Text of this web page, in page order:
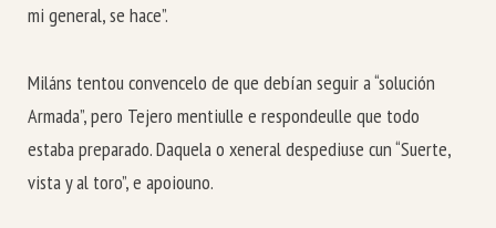
mi general, se hace”.
Miláns tentou convencelo de que debían seguir a “solución
Armada”, pero Tejero mentiulle e respondeulle que todo
estaba preparado. Daquela o xeneral despediuse cun “Suerte,
vista y al toro”, e apoiouno.